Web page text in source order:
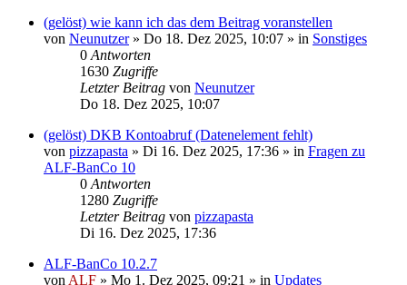
(gelöst) wie kann ich das dem Beitrag voranstellen
von Neunutzer» Do 18. Dez 2025, 10:07 » in Sonstiges
0 Antworten
1630 Zugriffe
Letzter Beitrag von Neunutzer
Do 18. Dez 2025, 10:07
(gelöst) DKB Kontoabruf (Datenelement fehlt)
von pizzapasta » Di 16. Dez 2025, 17:36 » in Fragen zu
ALF-BanCo 10
0 Antworten
1280 Zugriffe
Letzter Beitrag von pizzapasta
Di 16. Dez 2025, 17:36
ALF-BanCo 10.2.7
von ALF » Mo 1. Dez 2025, 09:21 » in Updates